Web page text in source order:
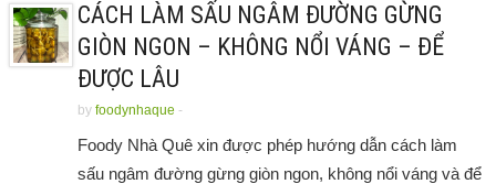
CÁCH LÀM SẤU NGÂM ĐƯỜNG GỪNG
GIÒN NGON – KHÔNG NỔI VÁNG – ĐỂ
ĐƯỢC LÂU
by foodynhaque -
Foody Nhà Quê xin được phép hướng dẫn cách làm
sấu ngâm đường gừng giòn ngon, không nổi váng và để